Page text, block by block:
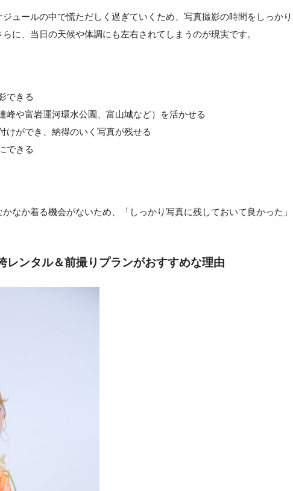
ュールの中で慌ただしく過ぎていくため、写真撮影の時間をしっかり
に、当日の天候や体調にも左右されてしまうのが現実です。
できる
峰や富岩運河環水公園、富山城など）を活かせる
けができ、納得のいく写真が残せる
できる
なか着る機会がないため、「しっかり写真に残しておいて良かった」
レンタル＆前撮りプランがおすすめな理由